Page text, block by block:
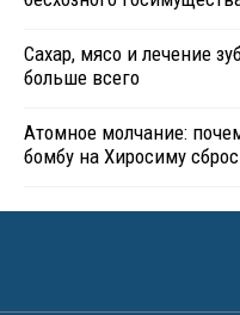
Сахар, мясо и лечение
больше всего
Атомное молчание:
бомбу на Хиросиму